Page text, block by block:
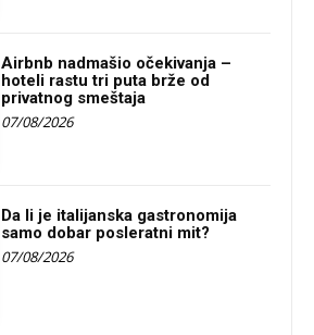
Airbnb nadmašio očekivanja –
hoteli rastu tri puta brže od
privatnog smeštaja
07/08/2026
Da li je italijanska gastronomija
samo dobar posleratni mit?
07/08/2026